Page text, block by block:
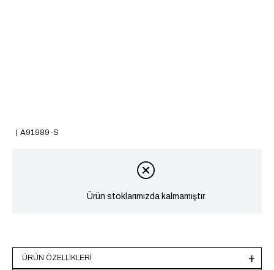
A91989-S
Ürün stoklarımızda kalmamıştır.
ÜRÜN ÖZELLIKLERI